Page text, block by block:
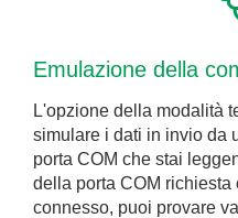
Emulazione della
L'opzione della modalità
simulare i dati in invio da
porta COM che stai
della porta COM
connesso, puoi provare